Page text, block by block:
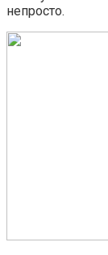
непросто.